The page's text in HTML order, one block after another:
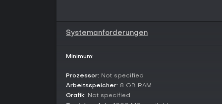
Systemanforderungen
Minimum:
Prozessor: Not specified
Arbeitsspeicher: 8 GB RAM
Grafik: Not specified